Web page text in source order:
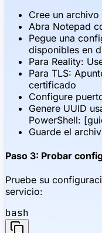
Cree un
Abra Notepad
Pegue una
disponibles en
Para Reality:
Para TLS:
certificado
Configure
Genere UUID
PowerShell:
Guarde el
Paso 3: Probar
Pruebe su
servicio:
bash